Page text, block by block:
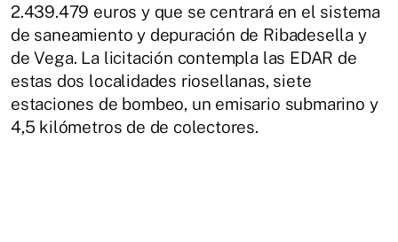
2.439.479 euros y que se centrará en el sistema
de saneamiento y depuración de Ribadesella y
de Vega. La licitación contempla las EDAR de
estas dos localidades riosellanas, siete
estaciones de bombeo, un emisario submarino y
4,5 kilómetros de de colectores.